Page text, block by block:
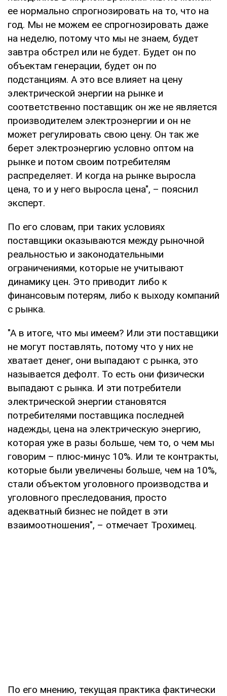
ее нормально спрогнозировать на то, что на
год. Мы не можем ее спрогнозировать даже
на неделю, потому что мы не знаем, будет
завтра обстрел или не будет. Будет он по
объектам генерации, будет он по
подстанциям. А это все влияет на цену
электрической энергии на рынке и
соответственно поставщик он же не является
производителем электроэнергии и он не
может регулировать свою цену. Он так же
берет электроэнергию условно оптом на
рынке и потом своим потребителям
распределяет. И когда на рынке выросла
цена, то и у него выросла цена", – пояснил
эксперт.
По его словам, при таких условиях
поставщики оказываются между рыночной
реальностью и законодательными
ограничениями, которые не учитывают
динамику цен. Это приводит либо к
финансовым потерям, либо к выходу компаний
с рынка.
"А в итоге, что мы имеем? Или эти поставщики
не могут поставлять, потому что у них не
хватает денег, они выпадают с рынка, это
называется дефолт. То есть они физически
выпадают с рынка. И эти потребители
электрической энергии становятся
потребителями поставщика последней
надежды, цена на электрическую энергию,
которая уже в разы больше, чем то, о чем мы
говорим – плюс-минус 10%. Или те контракты,
которые были увеличены больше, чем на 10%,
стали объектом уголовного производства и
уголовного преследования, просто
адекватный бизнес не пойдет в эти
взаимоотношения", – отмечает Трохимец.
По его мнению, текущая практика фактически